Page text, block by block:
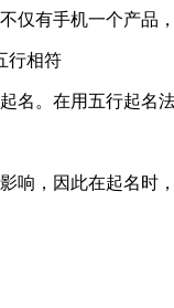
有手机一个产品，
行相符
。在用五行起名法
，因此在起名时，